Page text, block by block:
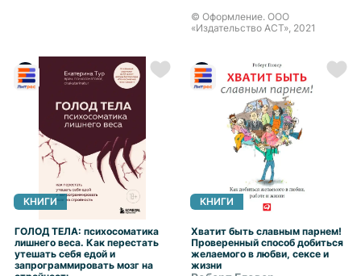
© Оформление. ООО
«Издательство АСТ», 2021
КНИГИ
ГОЛОД ТЕЛА: психосоматика
лишнего веса. Как перестать
утешать себя едой и
запрограммировать мозг на
КНИГИ
Хватит быть славным парнем!
Проверенный способ добиться
желаемого в любви, сексе и
жизни